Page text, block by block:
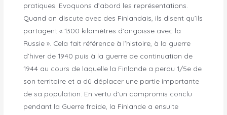
pratiques. Evoquons d’abord les représentations.
Quand on discute avec des Finlandais, ils disent qu’ils
partagent « 1300 kilomètres d’angoisse avec la
Russie ». Cela fait référence à l’histoire, à la guerre
d’hiver de 1940 puis à la guerre de continuation de
1944 au cours de laquelle la Finlande a perdu 1/5e de
son territoire et a dû déplacer une partie importante
de sa population. En vertu d’un compromis conclu
pendant la Guerre froide, la Finlande a ensuite